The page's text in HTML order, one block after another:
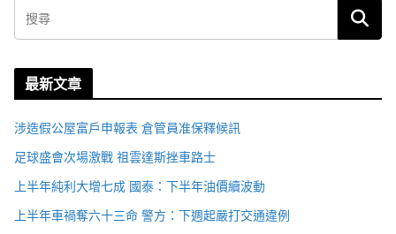
最新文章
涉造假公屋富戶申報表 倉管員准保釋候訊
足球盛會次場激戰 祖雲達斯挫車路士
上半年純利大增七成 國泰：下半年油價續波動
上半年車禍奪六十三命 警方：下週起嚴打交通違例